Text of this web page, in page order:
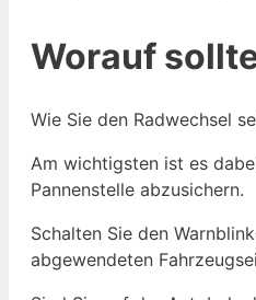
Worauf
Wie Sie den Radwechsel
Am wichtigsten ist es
Pannenstelle abzusichern.
Schalten Sie den
abgewendeten